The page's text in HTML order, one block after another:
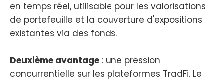
en temps réel, utilisable pour les valorisations
de portefeuille et la couverture d'expositions
existantes via des fonds.
Deuxième avantage : une pression
concurrentielle sur les plateformes TradFi. Le